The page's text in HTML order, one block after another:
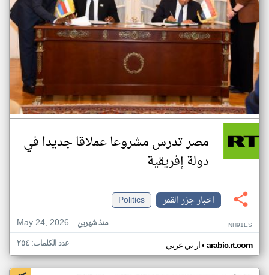
مصر تدرس مشروعا عملاقا جديدا في
دولة إفريقية
اخبار جزر القمر
Politics
May 24, 2026
منذ شهرين NH91ES
ار تي عربي• arabic.rt.com عدد الكلمات: ٢٥٤